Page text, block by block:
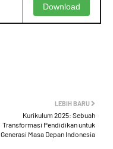
Download
LEBIH BARU
Kurikulum 2025: Sebuah
Transformasi Pendidikan untuk
Generasi Masa Depan Indonesia